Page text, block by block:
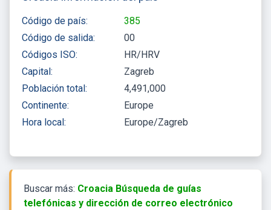
Código de país:
385
Código de salida:
00
Códigos ISO:
HR/HRV
Capital:
Zagreb
Población total:
4,491,000
Continente:
Europe
Hora local:
Europe/Zagreb
Buscar más: Croacia Búsqueda de guías
telefónicas y dirección de correo electrónico